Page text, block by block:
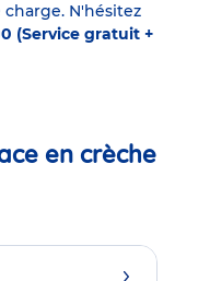
N'hésitez
(Service gratuit +
en crèche